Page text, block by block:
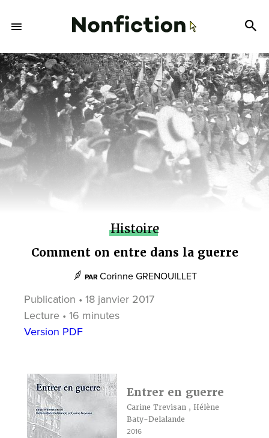
Histoire
Comment on entre dans la guerre
PAR Corinne GRENOUILLET
Publication • 18 janvier 2017
Lecture • 16 minutes
Version PDF
Entrer en guerre
Carine Trevisan, Hélène
Baty-Delalande
2016